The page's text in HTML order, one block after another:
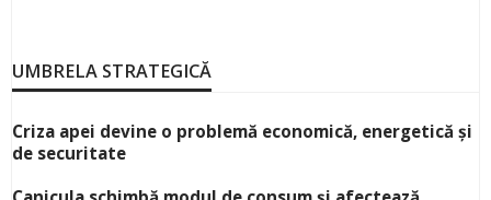
UMBRELA STRATEGICĂ
Criza apei devine o problemă economică, energetică și
de securitate